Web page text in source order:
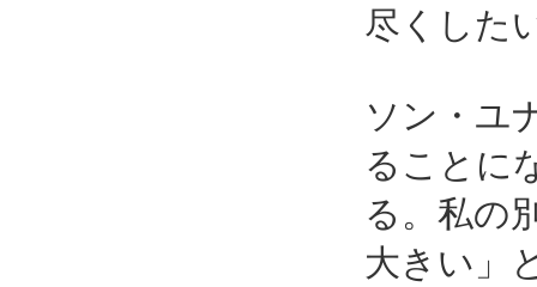
尽くした
ソン・ユ
ることに
る。私の
大きい」